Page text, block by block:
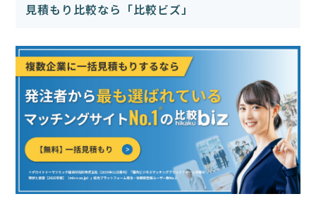
見積もり比較なら「比較ビズ」